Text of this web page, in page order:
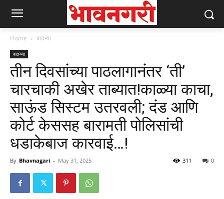
Home बातम्या
बातम्या
तीन दिवसांच्या पाठलागानंतर ‘ती’
चारचाकी अखेर ताब्यात!काळ्या काचा,
साऊंड सिस्टम उतरवली; दंड आणि
कोर्ट केससह बारामती पोलिसांची
धडाकेबाज कारवाई…!
By Bhavnagari - May 31, 2025 0
311